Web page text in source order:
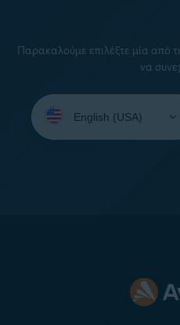
Παρακαλούμε επιλέξτε μία από
να
your